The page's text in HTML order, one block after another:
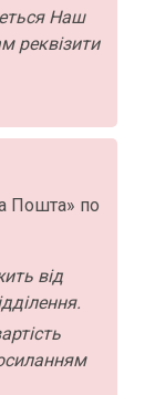
Наш
реквізити
Пошта» по
від